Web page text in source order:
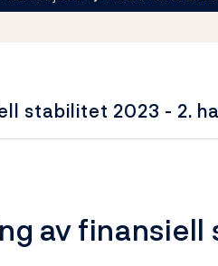
stabilitet 2023 - 2.
avfinansiell